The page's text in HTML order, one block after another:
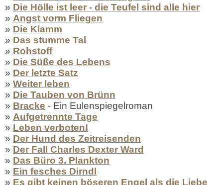
» Die Hölle ist leer - die Teufel sind alle hier
» Angst vorm Fliegen
» Die Klamm
» Das stumme Tal
» Rohstoff
» Die Süße des Lebens
» Der letzte Satz
» Weiter leben
» Die Tauben von Brünn
» Bracke - Ein Eulenspiegelroman
» Aufgetrennte Tage
» Leben verboten!
» Der Hund des Zeitreisenden
» Der Fall Charles Dexter Ward
» Das Büro 3. Plankton
» Ein fesches Dirndl
» Es gibt keinen böseren Engel als die Liebe